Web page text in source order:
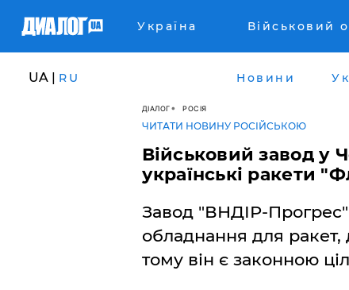
Україна Військовий
UA | RU Новини
ДІАЛОГ РОСІЯ
ЧИТАТИ НОВИНУ РОСІЙСЬКОЮ
Військовий завод у
українські ракети
Завод "ВНДІР-Прогрес"
обладнання для ракет,
тому він є законною